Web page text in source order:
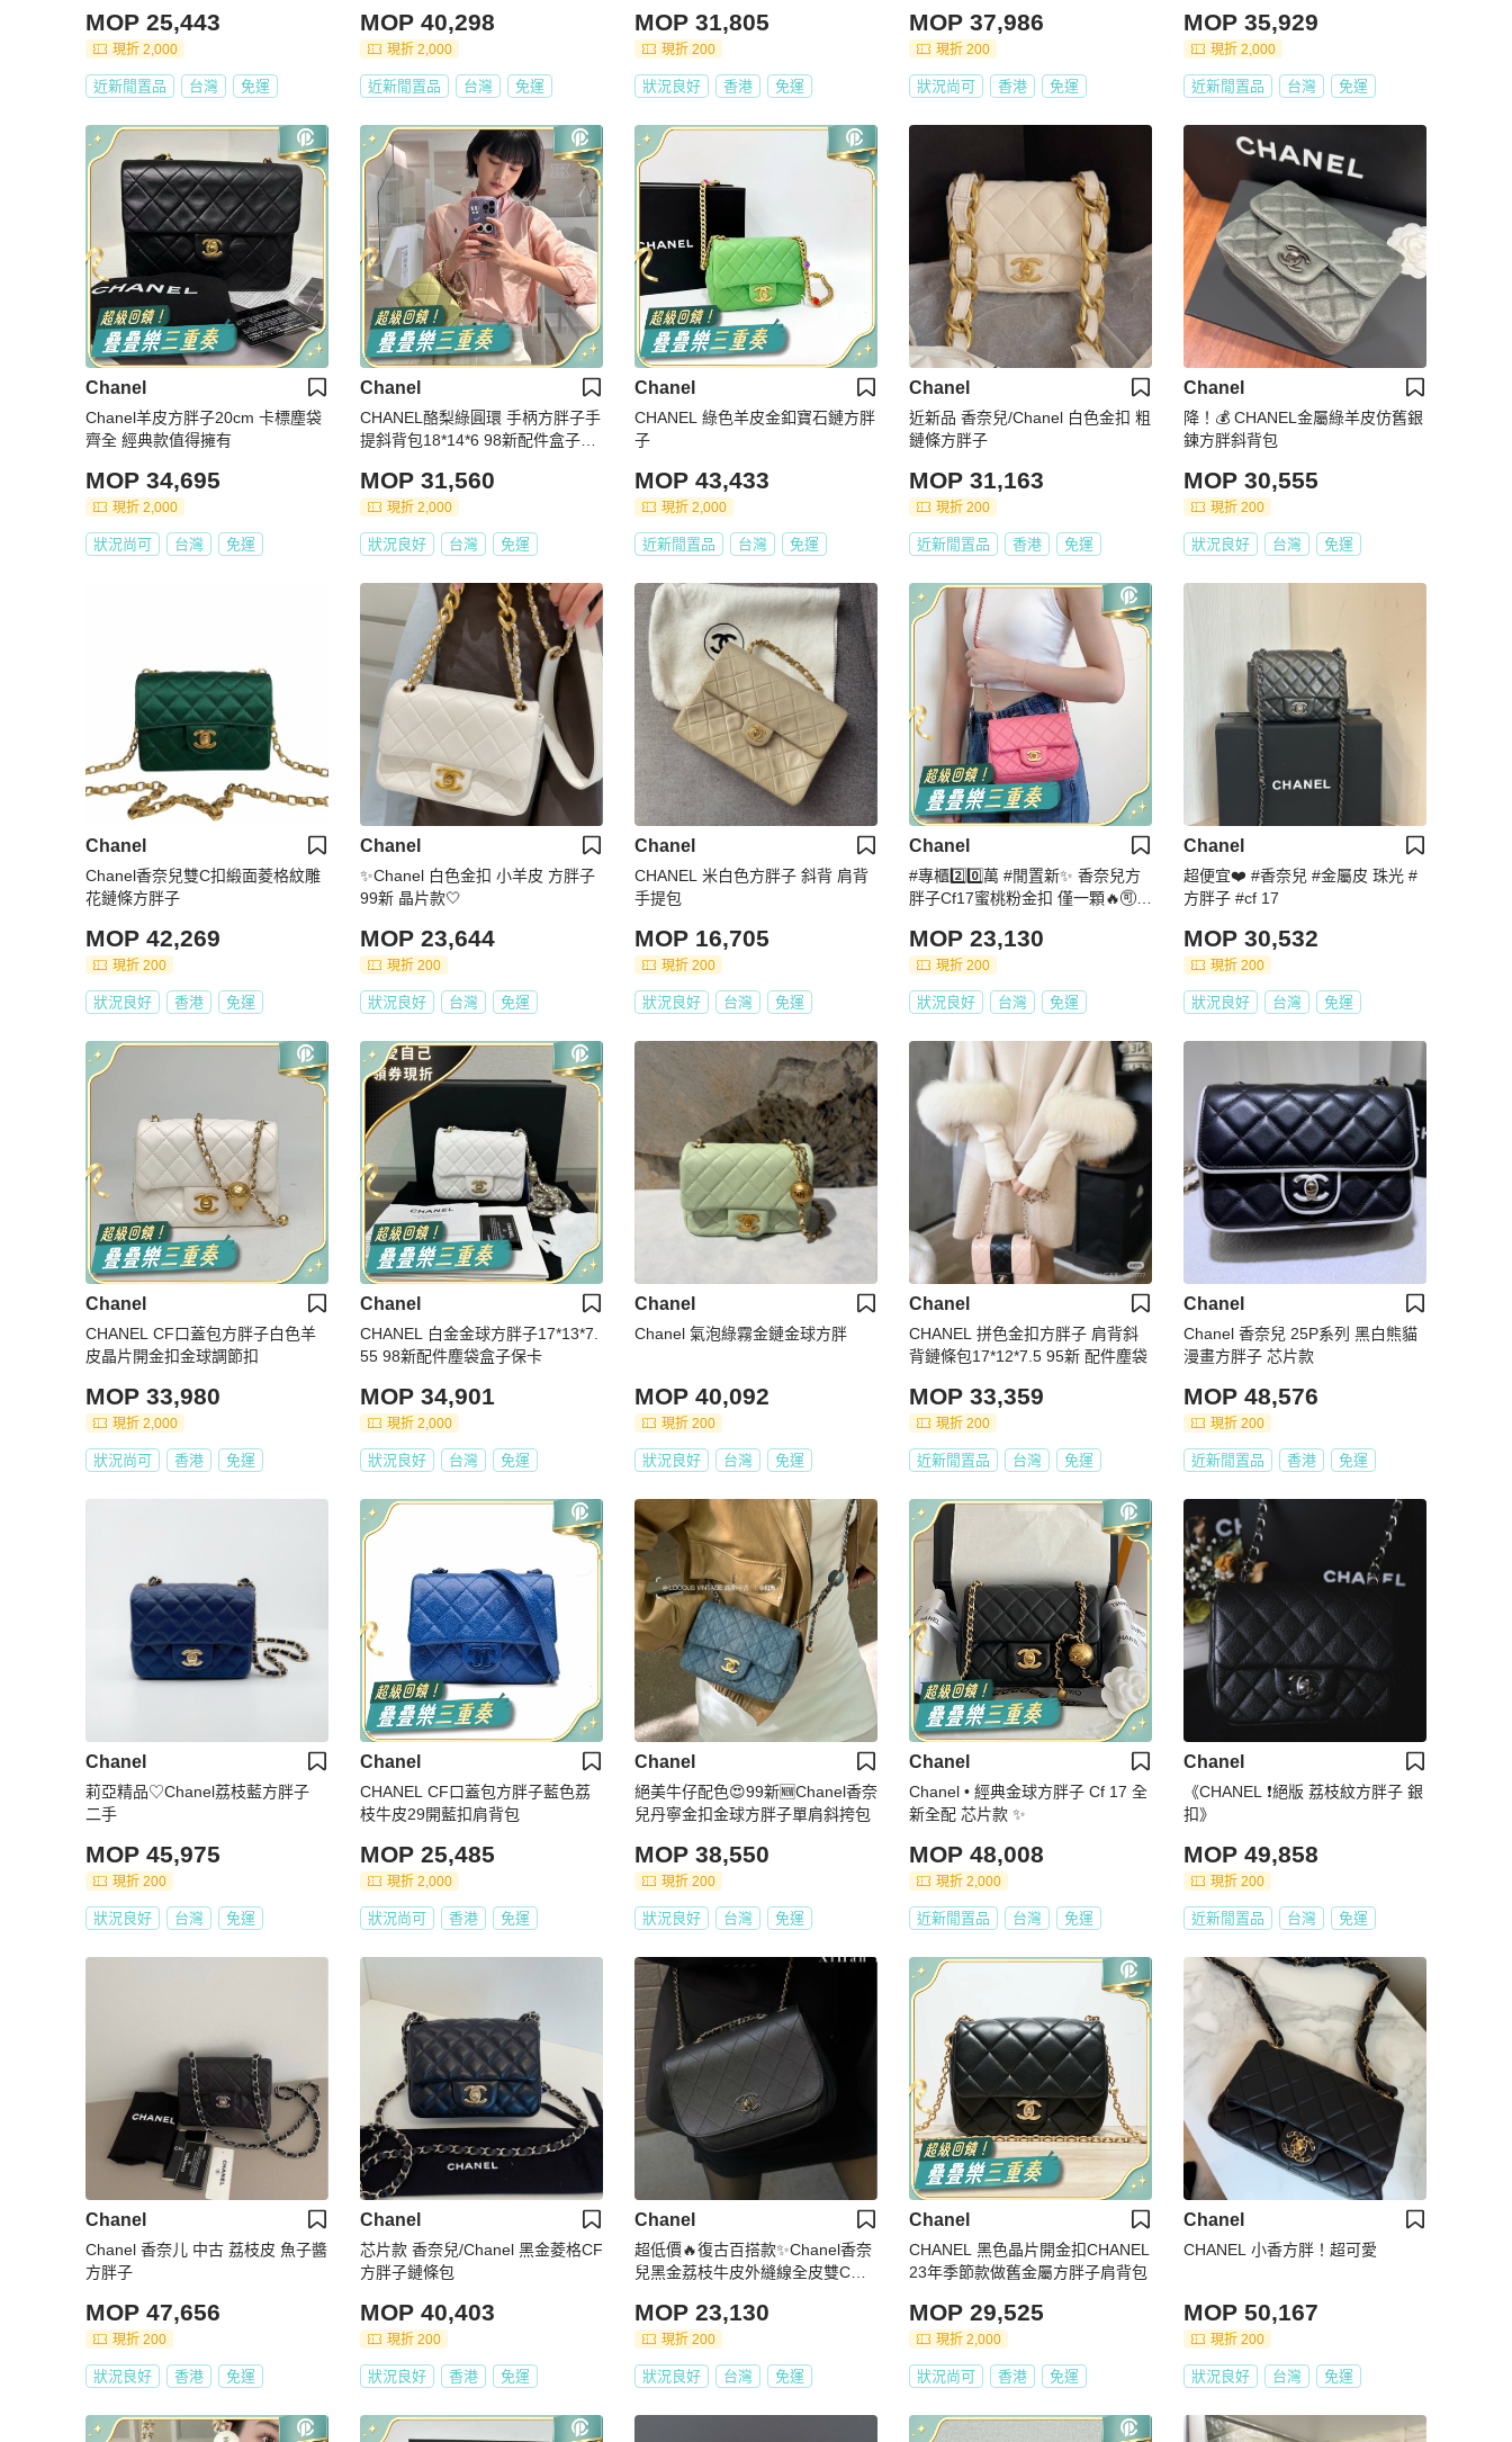
MOP 25,443
現折 2,000
近新閒置品 台灣 免運
MOP 40,298
現折 2,000
近新閒置品 台灣 免運
MOP 31,805
現折 200
狀況良好 香港 免運
MOP 37,986
現折 200
狀況尚可 香港 免運
MOP 35,929
現折 2,000
近新閒置品 台灣 免運
Chanel
Chanel羊皮方胖子20cm 卡標塵袋
齊全 經典款值得擁有
MOP 34,695
現折 2,000
狀況尚可 台灣 免運
Chanel
CHANEL酪梨綠圓環 手柄方胖子手
提斜背包18*14*6 98新配件盒子塵
MOP 31,560
現折 2,000
狀況良好 台灣 免運
Chanel
CHANEL 綠色羊皮金釦寶石鏈方胖
子
MOP 43,433
現折 2,000
近新閒置品 台灣 免運
Chanel
近新品 香奈兒/Chanel 白色金扣 粗
鏈條方胖子
MOP 31,163
現折 200
近新閒置品 香港 免運
Chanel
降！💰 CHANEL金屬綠羊皮仿舊銀
鍊方胖斜背包
MOP 30,555
現折 200
狀況良好 台灣 免運
Chanel
Chanel香奈兒雙C扣緞面菱格紋雕
花鏈條方胖子
MOP 42,269
現折 200
狀況良好 香港 免運
Chanel
✨Chanel 白色金扣 小羊皮 方胖子
99新 晶片款🤍
MOP 23,644
現折 200
狀況良好 台灣 免運
Chanel
CHANEL 米白色方胖子 斜背 肩背
手提包
MOP 16,705
現折 200
狀況良好 台灣 免運
Chanel
#專櫃2️⃣0️⃣萬 #閒置新✨ 香奈兒方
胖子Cf17蜜桃粉金扣 僅一顆🔥🉑遇
MOP 23,130
現折 200
狀況良好 台灣 免運
Chanel
超便宜❤️ #香奈兒 #金屬皮 珠光 #
方胖子 #cf 17
MOP 30,532
現折 200
狀況良好 台灣 免運
Chanel
CHANEL CF口蓋包方胖子白色羊
皮晶片開金扣金球調節扣
MOP 33,980
現折 2,000
狀況尚可 香港 免運
Chanel
CHANEL 白金金球方胖子17*13*7.
55 98新配件塵袋盒子保卡
MOP 34,901
現折 2,000
狀況良好 台灣 免運
Chanel
Chanel 氣泡綠霧金鏈金球方胖
MOP 40,092
現折 200
狀況良好 台灣 免運
Chanel
CHANEL 拼色金扣方胖子 肩背斜
背鏈條包17*12*7.5 95新 配件塵袋
MOP 33,359
現折 200
近新閒置品 台灣 免運
Chanel
Chanel 香奈兒 25P系列 黑白熊貓
漫畫方胖子 芯片款
MOP 48,576
現折 200
近新閒置品 香港 免運
Chanel
莉亞精品♡Chanel荔枝藍方胖子
二手
MOP 45,975
現折 200
狀況良好 台灣 免運
Chanel
CHANEL CF口蓋包方胖子藍色荔
枝牛皮29開藍扣肩背包
MOP 25,485
現折 2,000
狀況尚可 香港 免運
Chanel
絕美牛仔配色😍99新🆕Chanel香奈
兒丹寧金扣金球方胖子單肩斜挎包
MOP 38,550
現折 200
狀況良好 台灣 免運
Chanel
Chanel • 經典金球方胖子 Cf 17 全
新全配 芯片款 ✨
MOP 48,008
現折 2,000
近新閒置品 台灣 免運
Chanel
《CHANEL ❗️絕版 荔枝紋方胖子 銀
扣》
MOP 49,858
現折 200
近新閒置品 台灣 免運
Chanel
Chanel 香奈儿 中古 荔枝皮 魚子醬
方胖子
MOP 47,656
現折 200
狀況良好 香港 免運
Chanel
芯片款 香奈兒/Chanel 黑金菱格CF
方胖子鏈條包
MOP 40,403
現折 200
狀況良好 香港 免運
Chanel
超低價🔥復古百搭款✨Chanel香奈
兒黑金荔枝牛皮外縫線全皮雙C扣
MOP 23,130
現折 200
狀況良好 台灣 免運
Chanel
CHANEL 黑色晶片開金扣CHANEL
23年季節款做舊金屬方胖子肩背包
MOP 29,525
現折 2,000
狀況尚可 香港 免運
Chanel
CHANEL 小香方胖！超可愛
MOP 50,167
現折 200
狀況良好 台灣 免運